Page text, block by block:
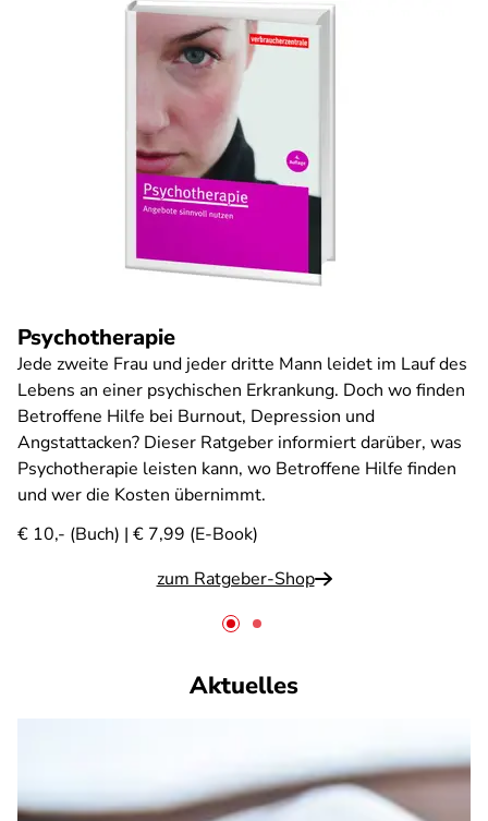
Psychotherapie
Jede zweite Frau und jeder dritte Mann leidet im Lauf des
Lebens an einer psychischen Erkrankung. Doch wo finden
Betroffene Hilfe bei Burnout, Depression und
Angstattacken? Dieser Ratgeber informiert darüber, was
Psychotherapie leisten kann, wo Betroffene Hilfe finden
und wer die Kosten übernimmt.
€ 10,- (Buch) | € 7,99 (E-Book)
zum Ratgeber-Shop
Aktuelles